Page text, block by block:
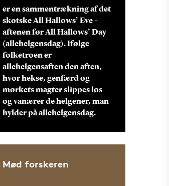
er en sammentrækning af det
skotske All Hallows’ Eve -
aftenen før All Hallows’ Day
(allehelgensdag). Ifølge
folketroen er
allehelgensaften den aften,
hvor hekse, genfærd og
mørkets magter slippes løs
og vanærer de helgener, man
hylder på allehelgensdag.
Mød forskeren